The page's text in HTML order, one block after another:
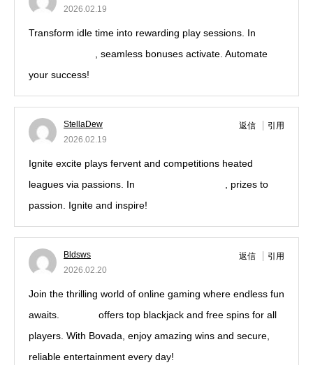
2026.02.19
Transform idle time into rewarding play sessions. In
, seamless bonuses activate. Automate
your success!
StellaDew
2026.02.19
返信 引用
Ignite excite plays fervent and competitions heated
leagues via passions. In
, prizes to
passion. Ignite and inspire!
Bldsws
2026.02.20
返信 引用
Join the thrilling world of online gaming where endless fun
awaits.
offers top blackjack and free spins for all
players. With Bovada, enjoy amazing wins and secure,
reliable entertainment every day!